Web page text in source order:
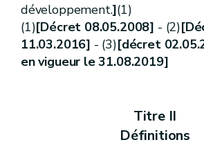
Art.D.78
Art.D.79
Art.D.80
Section2 Direction
Art.D.81
D.86
D.87
développement.](1)
(1)[Décret 08.05.2008] - (2)
11.03.2016] - (3)[décret
en vigueur le 31.08.2019]
Titre II
Définitions